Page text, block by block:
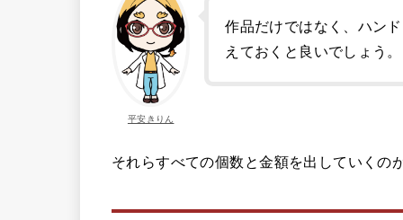
平安きりん
作品だけではなく、ハン
えておくと良いでしょう。
それらすべての個数と金額を出していくの